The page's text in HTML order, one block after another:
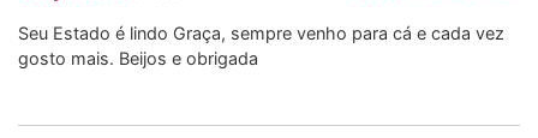
Seu Estado é lindo Graça, sempre venho para cá e cada vez
gosto mais. Beijos e obrigada